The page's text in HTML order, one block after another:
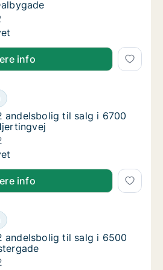
andelsbolig til salg i 6000
info
andelsbolig til salg i 6700
til salg i 6700 Esbjerg,
andelsbolig til salg i 6700
andelsbolig til salg i 6700
andelsbolig til salg i 6700
info
andelsbolig til salg i 6500
til salg i 6500 Vojens,
andelsbolig til salg i 6500
andelsbolig til salg i 6500